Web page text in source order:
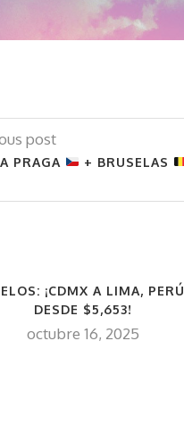
post
PRAGA + BRUSELAS
¡CDMX A LIMA, PERÚ
DESDE $5,653!
octubre 16, 2025